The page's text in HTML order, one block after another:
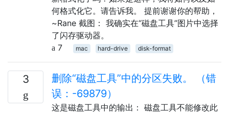
何格式化它。请告诉我。 提前谢谢你的帮助，
~Rane 截图： 我确实在“磁盘工具”图片中选择
了闪存驱动器。
7
mac hard-drive disk-format
3
删除“磁盘工具”中的分区失败。 （错
误：-69879）
这是磁盘工具中的输出： 磁盘工具不能修改此